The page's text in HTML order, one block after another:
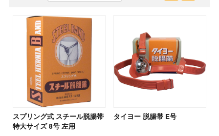
スプリング式 スチール脱腸帯
特大サイズ 8号 左用
タイヨー 脱腸帯 E号